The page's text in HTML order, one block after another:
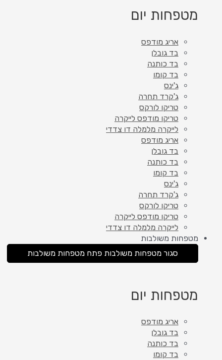
מטפחות יום
אריג מודפס
בד גובלן
בד כותנה
בד קומו
ג'ינס
ג'קרד תחרה
טריקו לורקס
טריקו מודפס לייקרה
לייקרה מלמלה דו צדדי
אריג מודפס
בד גובלן
בד כותנה
בד קומו
ג'ינס
ג'קרד תחרה
טריקו לורקס
טריקו מודפס לייקרה
לייקרה מלמלה דו צדדי
מטפחות משולבות
סגור מטפחות משולבות פתח מטפחות משולבות
מטפחות יום
אריג מודפס
בד גובלן
בד כותנה
בד קומו